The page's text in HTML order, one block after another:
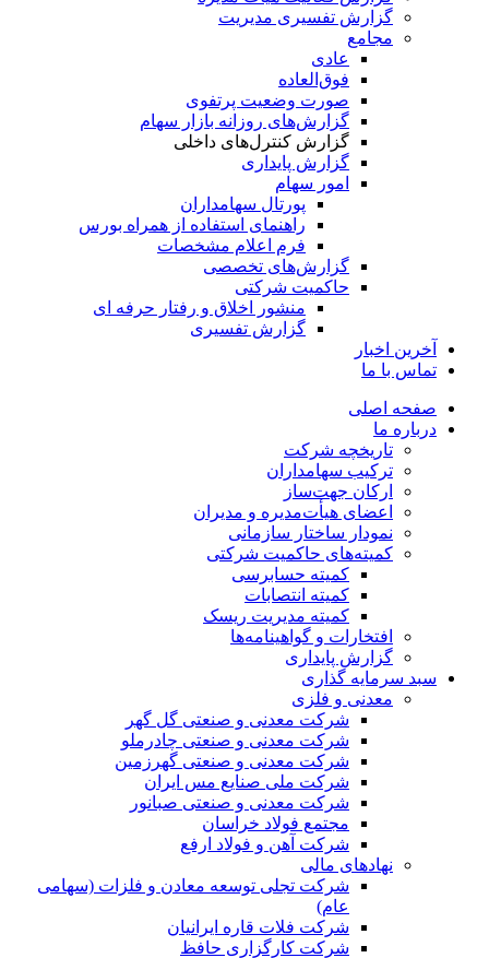
گزارش تفسیری مدیریت
مجامع
عادی
فوق‌العاده
صورت وضعیت پرتفوی
گزارش‌های روزانه بازار سهام
گزارش کنترل‌های داخلی
گزارش پایداری
امور سهام
پورتال سهامداران
راهنمای استفاده از همراه بورس
فرم اعلام مشخصات
گزارش‌های تخصصی
حاکمیت شرکتی
منشور اخلاق و رفتار حرفه­ ای
گزارش تفسیری
آخرین اخبار
تماس با ما
صفحه اصلی
درباره ما
تاریخچه شرکت
ترکیب سهامداران
ارکان جهت‌ساز
اعضای هیأت‌مدیره و مدیران
نمودار ساختار سازمانی
کمیته‌های حاکمیت شرکتی
کمیته حسابرسی
کمیته انتصابات
کمیته مدیریت ریسک
افتخارات و گواهینامه‌ها
گزارش پایداری
سبد سرمایه گذاری
معدنی و فلزی
شرکت معدنی و صنعتی گل گهر
شرکت معدنی و صنعتی چادرملو
شرکت معدنی و صنعتی گهرزمین
شرکت ملی صنایع مس ایران
شرکت معدنی و صنعتی صبانور
مجتمع فولاد خراسان
شرکت آهن و فولاد ارفع
نهادهای مالی
شرکت تجلی توسعه معادن و فلزات (سهامی
عام)
شرکت فلات قاره ایرانیان
شرکت کارگزاری حافظ